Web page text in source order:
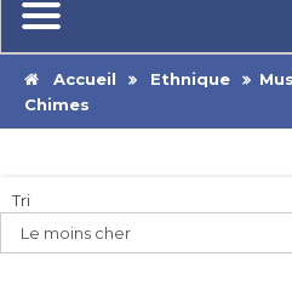
Accueil Ethnique
Chimes
Tri